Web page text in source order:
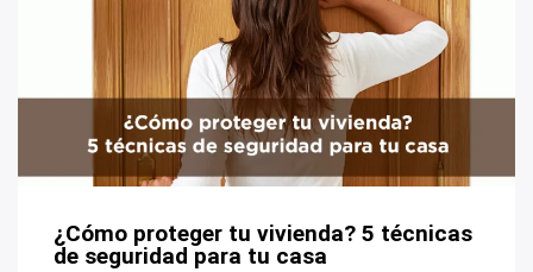
¿Cómo proteger tu vivienda? 5 técnicas
de seguridad para tu casa